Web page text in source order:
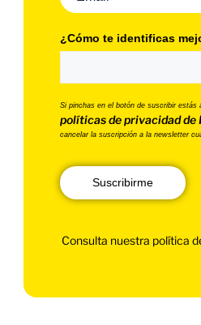
¿Cómo te identificas
Si pinchas en el botón de suscribir estás
políticas de privacidad de
cancelar la suscripción a la newsletter
Suscribirme
Consulta nuestra política